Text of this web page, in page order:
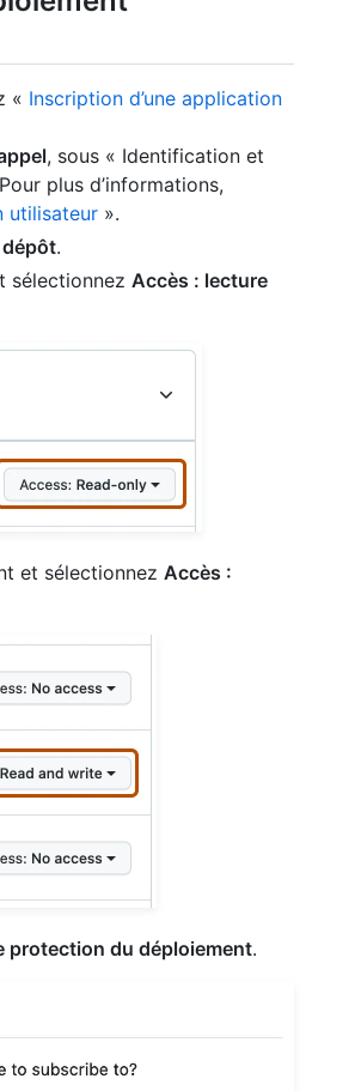
« Inscription d’une application
, sous « Identification et
plus d’informations,
utilisateur ».
.
sélectionnez Accès : lecture
et sélectionnez Accès :
protection du déploiement.